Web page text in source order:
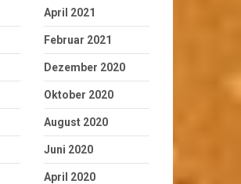
April 2021
Februar 2021
Dezember 2020
Oktober 2020
August 2020
Juni 2020
April 2020